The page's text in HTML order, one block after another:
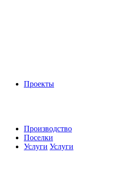
Проекты
Производство
Поселки
Услуги Услуги